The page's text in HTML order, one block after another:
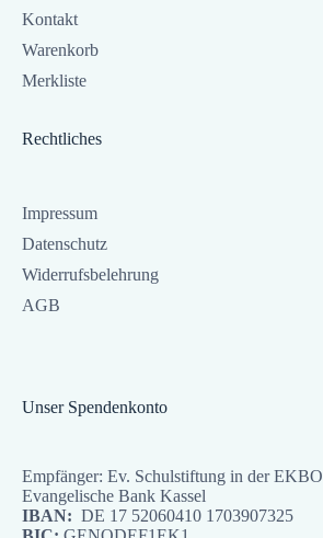
Kontakt
Warenkorb
Merkliste
Rechtliches
Impressum
Datenschutz
Widerrufsbelehrung
AGB
Unser Spendenkonto
Empfänger: Ev. Schulstiftung in der EKBO
Evangelische Bank Kassel
IBAN: DE 17 52060410 1703907325